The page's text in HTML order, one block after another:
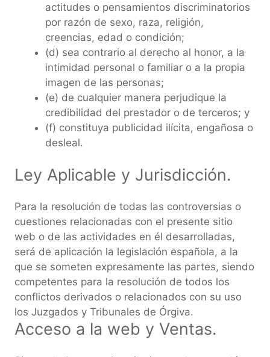
actitudes o pensamientos discriminatorios
por razón de sexo, raza, religión,
creencias, edad o condición;
(d) sea contrario al derecho al honor, a la
intimidad personal o familiar o a la propia
imagen de las personas;
(e) de cualquier manera perjudique la
credibilidad del prestador o de terceros; y
(f) constituya publicidad ilícita, engañosa o
desleal.
Ley Aplicable y Jurisdicción.
Para la resolución de todas las controversias o
cuestiones relacionadas con el presente sitio
web o de las actividades en él desarrolladas,
será de aplicación la legislación española, a la
que se someten expresamente las partes, siendo
competentes para la resolución de todos los
conflictos derivados o relacionados con su uso
los Juzgados y Tribunales de Órgiva.
Acceso a la web y Ventas.